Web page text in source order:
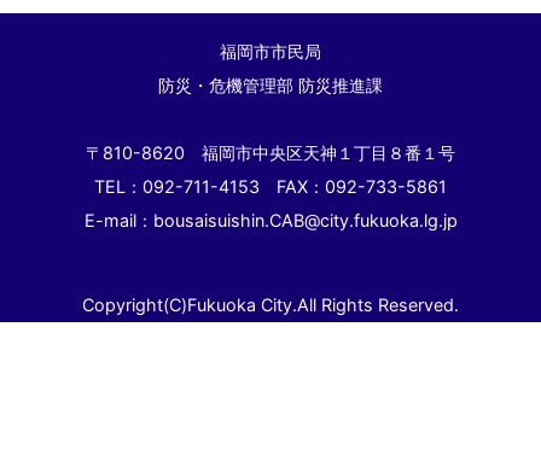
福岡市市民局
防災・危機管理部 防災推進課
〒810-8620 福岡市中央区天神１丁目８番１号
TEL：092-711-4153 FAX：092-733-5861
E-mail：bousaisuishin.CAB@city.fukuoka.lg.jp
Copyright(C)Fukuoka City.All Rights Reserved.